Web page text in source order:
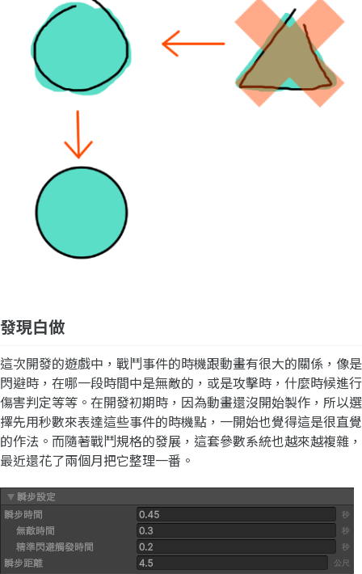
發現白做
這次開發的遊戲中，戰鬥事件的時機跟動畫有很大的關係，像是
閃避時，在哪一段時間中是無敵的，或是攻擊時，什麼時候進行
傷害判定等等。在開發初期時，因為動畫還沒開始製作，所以選
擇先用秒數來表達這些事件的時機點，一開始也覺得這是很直覺
的作法。而隨著戰鬥規格的發展，這套參數系統也越來越複雜，
最近還花了兩個月把它整理一番。